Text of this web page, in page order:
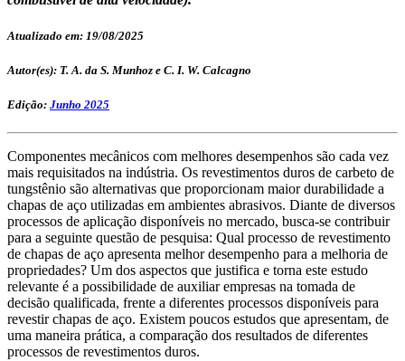
Atualizado em: 19/08/2025
Autor(es): T. A. da S. Munhoz e C. I. W. Calcagno
Edição: Junho 2025
Componentes mecânicos com melhores desempenhos são cada vez
mais requisitados na indústria. Os revestimentos duros de carbeto de
tungstênio são alternativas que proporcionam maior durabilidade a
chapas de aço utilizadas em ambientes abrasivos. Diante de diversos
processos de aplicação disponíveis no mercado, busca-se contribuir
para a seguinte questão de pesquisa: Qual processo de revestimento
de chapas de aço apresenta melhor desempenho para a melhoria de
propriedades? Um dos aspectos que justifica e torna este estudo
relevante é a possibilidade de auxiliar empresas na tomada de
decisão qualificada, frente a diferentes processos disponíveis para
revestir chapas de aço. Existem poucos estudos que apresentam, de
uma maneira prática, a comparação dos resultados de diferentes
processos de revestimentos duros.